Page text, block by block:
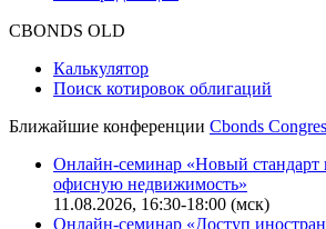
Оферта для юридических лиц
IT-аккредитация
Поиск котировок облигаций
Ближайшие конференцииCbonds Congress